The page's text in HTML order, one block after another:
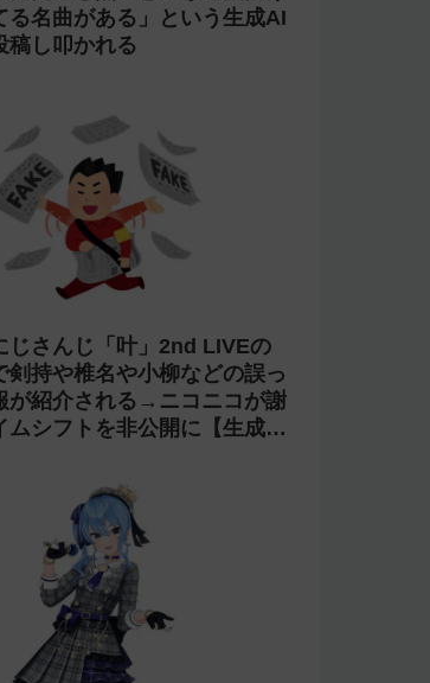
る名曲がある」という生成AI
稿し叩かれる
じさんじ「叶」2nd LIVEの
剣持や椎名や小柳などの誤っ
が紹介される→ニコニコが謝
ムシフトを非公開に【生成